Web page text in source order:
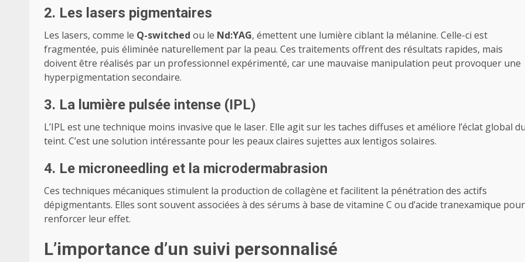
2. Les lasers pigmentaires
Les lasers, comme le Q-switched ou le Nd:YAG, émettent une lumière ciblant la mélanine. Celle-ci est
fragmentée, puis éliminée naturellement par la peau. Ces traitements offrent des résultats rapides, mais
doivent être réalisés par un professionnel expérimenté, car une mauvaise manipulation peut provoquer une
hyperpigmentation secondaire.
3. La lumière pulsée intense (IPL)
L’IPL est une technique moins invasive que le laser. Elle agit sur les taches diffuses et améliore l’éclat global
teint. C’est une solution intéressante pour les peaux claires sujettes aux lentigos solaires.
4. Le microneedling et la microdermabrasion
Ces techniques mécaniques stimulent la production de collagène et facilitent la pénétration des actifs
dépigmentants. Elles sont souvent associées à des sérums à base de vitamine C ou d’acide tranexamique pour
renforcer leur effet.
L’importance d’un suivi personnalisé